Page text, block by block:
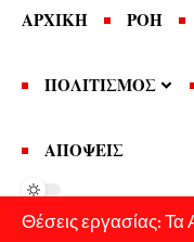
ΑΡΧΙΚΗ ΡΟΗ
ΠΟΛΙΤΙΣΜΟΣ
ΑΠΟΨΕΙΣ
Θέσεις εργασίας: